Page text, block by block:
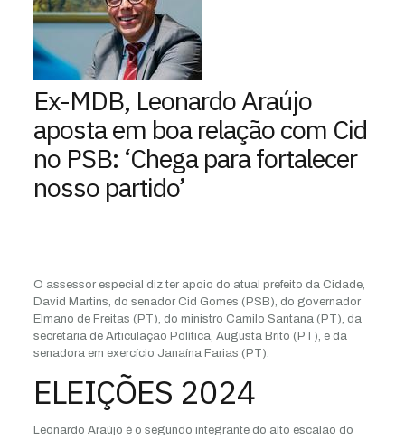
Ex-MDB, Leonardo Araújo
aposta em boa relação com Cid
no PSB: ‘Chega para fortalecer
nosso partido’
O assessor especial diz ter apoio do atual prefeito da Cidade,
David Martins, do senador Cid Gomes (PSB), do governador
Elmano de Freitas (PT), do ministro Camilo Santana (PT), da
secretaria de Articulação Política, Augusta Brito (PT), e da
senadora em exercício Janaína Farias (PT).
ELEIÇÕES 2024
Leonardo Araújo é o segundo integrante do alto escalão do